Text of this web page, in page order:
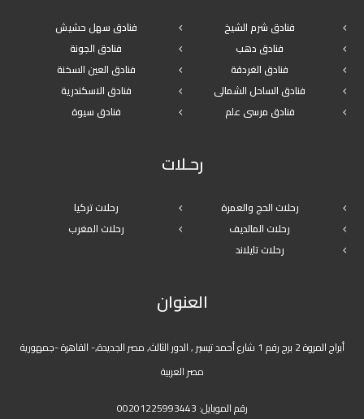
فنادق شرم الشيخ
فنادق سهل حشيش
فنادق دهب
فنادق الجونة
فنادق الغردقة
فنادق العين السخنة
فنادق الساحل الشمالى
فنادق الاسكندرية
فنادق مرسى علم
فنادق سيوة
رحـلات
رحلات الحج والعمرة
رحلات تركيا
رحلات المالديف
رحلات المغرب
رحلات تايلاند
العنوان
أبراج المروة 2 برج رقم 1 شارع أحمد تيسير , الدور الثالث, مصر الجديدة,- القاهرة -جمهورية
مصر العربية
رقم الموبايل: 00201225993443